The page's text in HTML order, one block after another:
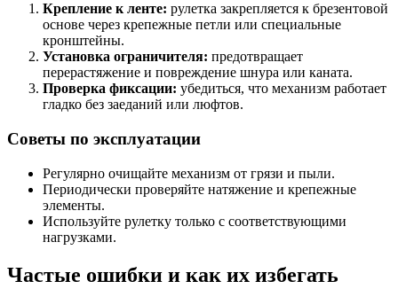
Крепление к ленте: рулетка закрепляется к брезентовой
основе через крепежные петли или специальные
кронштейны.
Установка ограничителя: предотвращает
перерастяжение и повреждение шнура или каната.
Проверка фиксации: убедиться, что механизм работает
гладко без заеданий или люфтов.
Советы по эксплуатации
Регулярно очищайте механизм от грязи и пыли.
Периодически проверяйте натяжение и крепежные
элементы.
Используйте рулетку только с соответствующими
нагрузками.
Частые ошибки и как их избегать